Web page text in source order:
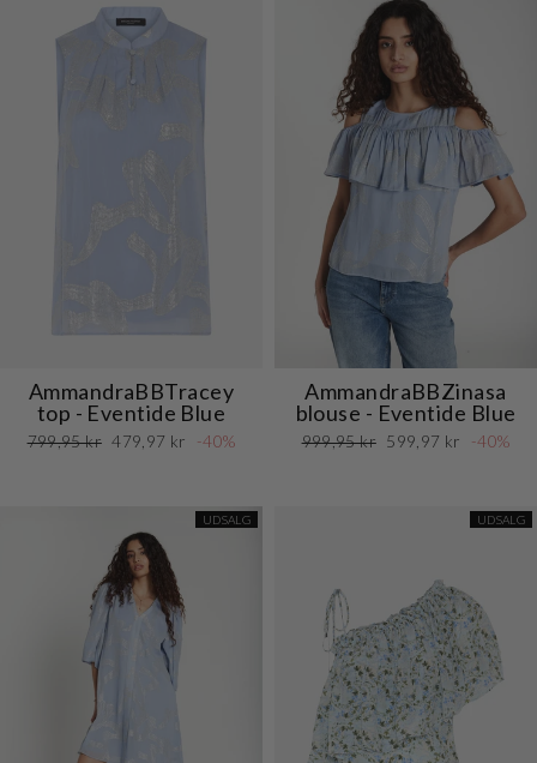
AmmandraBBTracey
top - Eventide Blue
Normalpris
799,95 kr Udsalgspris
479,97 kr -40%
AmmandraBBZinasa
blouse - Eventide Blue
Normalpris
999,95 kr Udsalgspris
599,97 kr -40%
UDSALG UDSALG